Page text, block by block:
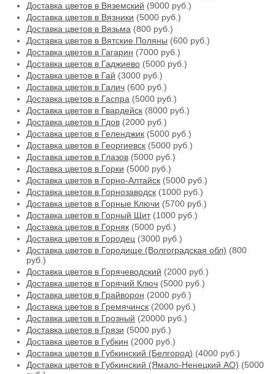
Доставка цветов в Вяземский (9000 руб.)
Доставка цветов в Вязники (5000 руб.)
Доставка цветов в Вязьма (800 руб.)
Доставка цветов в Вятские Поляны (600 руб.)
Доставка цветов в Гагарин (7000 руб.)
Доставка цветов в Гаджиево (5000 руб.)
Доставка цветов в Гай (3000 руб.)
Доставка цветов в Галич (600 руб.)
Доставка цветов в Гаспра (5000 руб.)
Доставка цветов в Гвардейск (8000 руб.)
Доставка цветов в Гдов (2000 руб.)
Доставка цветов в Геленджик (5000 руб.)
Доставка цветов в Георгиевск (5000 руб.)
Доставка цветов в Глазов (5000 руб.)
Доставка цветов в Горки (5000 руб.)
Доставка цветов в Горно-Алтайск (5000 руб.)
Доставка цветов в Горнозаводск (1000 руб.)
Доставка цветов в Горные Ключи (5700 руб.)
Доставка цветов в Горный Щит(1000 руб.)
Доставка цветов в Горняк (5000 руб.)
Доставка цветов в Городец (3000 руб.)
Доставка цветов в Городище (Волгоградская обл) (800
руб.)
Доставка цветов в Горячеводский (2000 руб.)
Доставка цветов в Горячий Ключ (5000 руб.)
Доставка цветов в Грайворон (2000 руб.)
Доставка цветов в Гремячинск (2000 руб.)
Доставка цветов в Грозный (20000 руб.)
Доставка цветов в Грязи (5000 руб.)
Доставка цветов в Губкин (2000 руб.)
Доставка цветов в Губкинский (Белгород) (4000 руб.)
Доставка цветов в Губкинский (Ямало-Ненецкий АО) (5000